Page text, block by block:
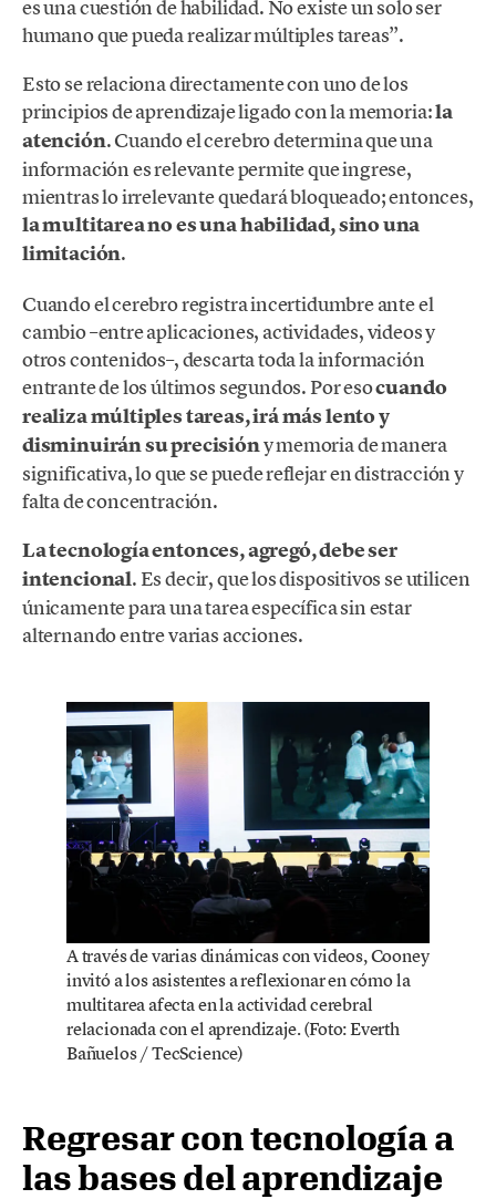
es una cuestión de habilidad. No existe un solo ser
humano que pueda realizar múltiples tareas”.
Esto se relaciona directamente con uno de los
principios de aprendizaje ligado con la memoria:la
atención. Cuando el cerebro determina que una
información es relevante permite que ingrese,
mientras lo irrelevante quedará bloqueado; entonces,
la multitarea no es una habilidad, sino una
limitación.
Cuando el cerebro registra incertidumbre ante el
cambio –entre aplicaciones, actividades, videos y
otros contenidos–, descarta toda la información
entrante de los últimos segundos. Por esocuando
realiza múltiples tareas, irá más lento y
disminuirán su precisióny memoria de manera
significativa, lo que se puede reflejar en distracción y
falta de concentración.
La tecnología entonces, agregó, debe ser
intencional. Es decir, que los dispositivos se utilicen
únicamente para una tarea específica sin estar
alternando entre varias acciones.
A través de varias dinámicas con videos, Cooney
invitó a los asistentes a reflexionar en cómo la
multitarea afecta en la actividad cerebral
relacionada con el aprendizaje. (Foto: Everth
Bañuelos / TecScience)
Regresar con tecnología a
las bases del aprendizaje